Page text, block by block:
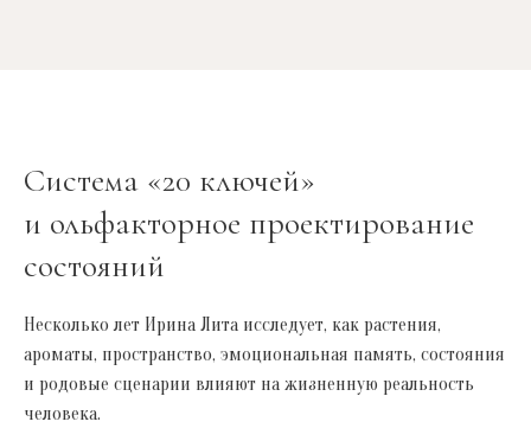
Система «20 ключей»
и ольфакторное проектирование
состояний
Несколько лет Ирина Лита исследует, как растения,
ароматы, пространство, эмоциональная память, состояния
и родовые сценарии влияют на жизненную реальность
человека.